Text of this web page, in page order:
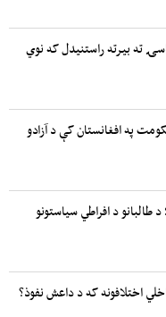
ته بیرته راستنیدل که نوي
په افغانستان کې د آزادو
طالبانو د افراطي سیاستونو
اختلافونه که د داعش نفوذ؟